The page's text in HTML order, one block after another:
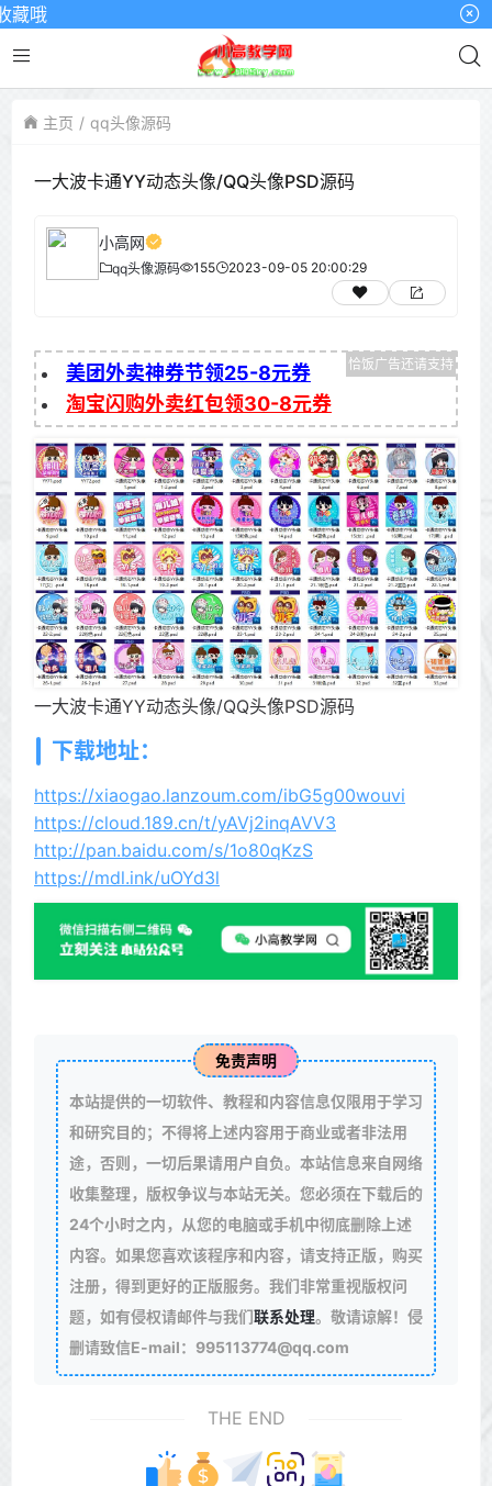
主页 qq头像源码
一大波卡通YY动态头像/QQ头像PSD源码
小高网
qq头像源码 155 2023-09-05 20:00:29
美团外卖神券节领25-8元券
淘宝闪购外卖红包领30-8元券
一大波卡通YY动态头像/QQ头像PSD源码
下载地址：
https://xiaogao.lanzoum.com/ibG5g00wouvi
https://cloud.189.cn/t/yAVj2inqAVV3
http://pan.baidu.com/s/1o80qKzS
https://mdl.ink/uOYd3l
免责声明
本站提供的一切软件、教程和内容信息仅限用于学习
和研究目的；不得将上述内容用于商业或者非法用
途，否则，一切后果请用户自负。本站信息来自网络
收集整理，版权争议与本站无关。您必须在下载后的
24个小时之内，从您的电脑或手机中彻底删除上述
内容。如果您喜欢该程序和内容，请支持正版，购买
注册，得到更好的正版服务。我们非常重视版权问
题，如有侵权请邮件与我们联系处理。敬请谅解！侵
删请致信E-mail：995113774@qq.com
THE END